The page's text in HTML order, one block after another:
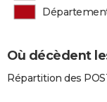
Où décèdent
Répartition des